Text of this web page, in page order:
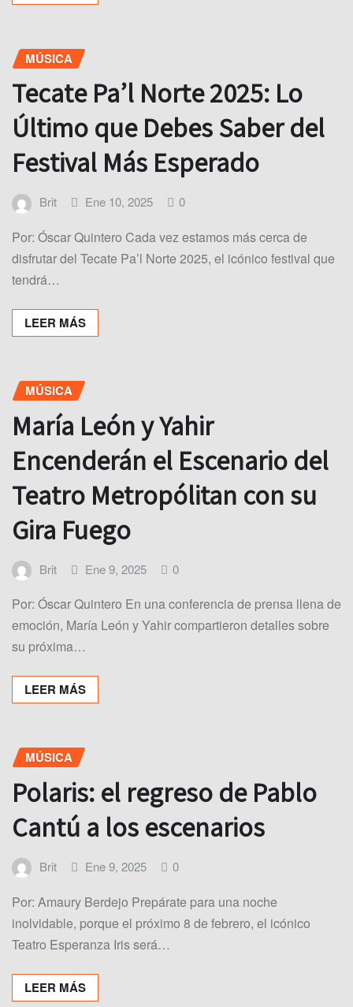
MÚSICA
Tecate Pa’l Norte 2025: Lo
Último que Debes Saber del
Festival Más Esperado
Brit Ene 10, 2025 0
Por: Óscar Quintero Cada vez estamos más cerca de
disfrutar del Tecate Pa’l Norte 2025, el icónico festival que
tendrá…
LEER MÁS
MÚSICA
María León y Yahir
Encenderán el Escenario del
Teatro Metropólitan con su
Gira Fuego
Brit Ene 9, 2025 0
Por: Óscar Quintero En una conferencia de prensa llena de
emoción, María León y Yahir compartieron detalles sobre
su próxima…
LEER MÁS
MÚSICA
Polaris: el regreso de Pablo
Cantú a los escenarios
Brit Ene 9, 2025 0
Por: Amaury Berdejo Prepárate para una noche
inolvidable, porque el próximo 8 de febrero, el icónico
Teatro Esperanza Iris será…
LEER MÁS